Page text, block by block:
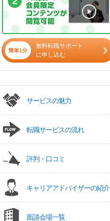
簡単1分
無料転職サポート
に申し込む
サービスの魅力
転職サービスの流れ
評判・口コミ
キャリアアドバイザーの紹介
面談会場一覧